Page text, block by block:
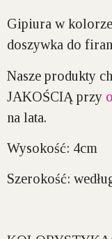
Gipiura w
doszywka do
Nasze produkty
JAKOŚCIĄ przy
na lata.
Wysokość: 4cm
Szerokość: